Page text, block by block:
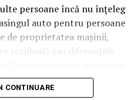
Un webinar reușit atrage
îl menționează într-un
într-un articol, un
lui. Fiecare astfel de
forte în SEO.
persoane încă nu înțeleg
auto pentru persoane
de proprietatea mașinii,
reziduală sau diferențele
important să înțelegi clar
și să știi la ce să fii
CONTINUARE